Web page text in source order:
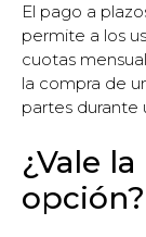
El pago a
permite a los
cuotas
la compra de
partes
¿Vale
opción?